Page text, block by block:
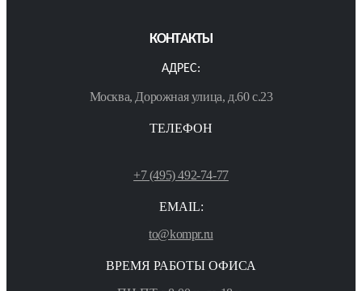
КОНТАКТЫ
АДРЕС:
Москва, Дорожная улица, д.60 с.23
ТЕЛЕФОН
+7 (495) 492-74-77
EMAIL:
to@kompr.ru
ВРЕМЯ РАБОТЫ ОФИСА